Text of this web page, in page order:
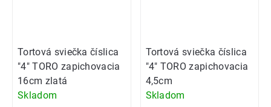
Tortová sviečka číslica
"4" TORO zapichovacia
16cm zlatá
Skladom
Tortová sviečka číslica
"4" TORO zapichovacia
4,5cm
Skladom